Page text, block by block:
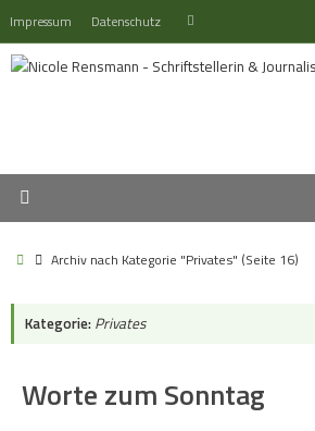
Inhalt
springen
Impressum Datenschutz Suchen
StartArchiv nach Kategorie "Privates" (Seite 16)
Kategorie: Privates
Worte zum Sonntag